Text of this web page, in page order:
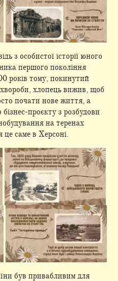
з особистої історії юного
першого покоління
років тому, покинутий
хвороби, хлопець вижив, щоб
почати нове життя, а
проєкту з розбудови
на теренах
це саме в Херсоні.
був привабливим для